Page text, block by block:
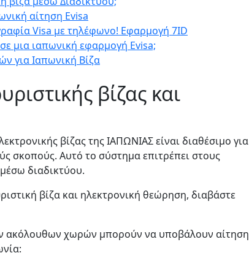
αίτηση Evisa
Visa με τηλέφωνο! Εφαρμογή 7ID
μια ιαπωνική εφαρμογή Evisa;
για Ιαπωνική Βίζα
βίζας και
βίζας της ΙΑΠΩΝΙΑΣ είναι διαθέσιμο για
σκοπούς. Αυτό το σύστημα επιτρέπει στους
διαδικτύου.
βίζα και ηλεκτρονική θεώρηση, διαβάστε
ακόλουθων χωρών μπορούν να υποβάλουν αίτηση